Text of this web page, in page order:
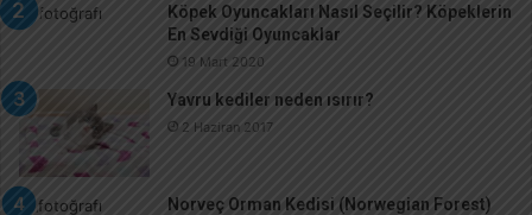
Köpek Oyuncakları Nasıl Seçilir? Köpeklerin
En Sevdiği Oyuncaklar
19 Mart 2020
Yavru kediler neden ısırır?
2 Haziran 2017
Norveç Orman Kedisi (Norwegian Forest)